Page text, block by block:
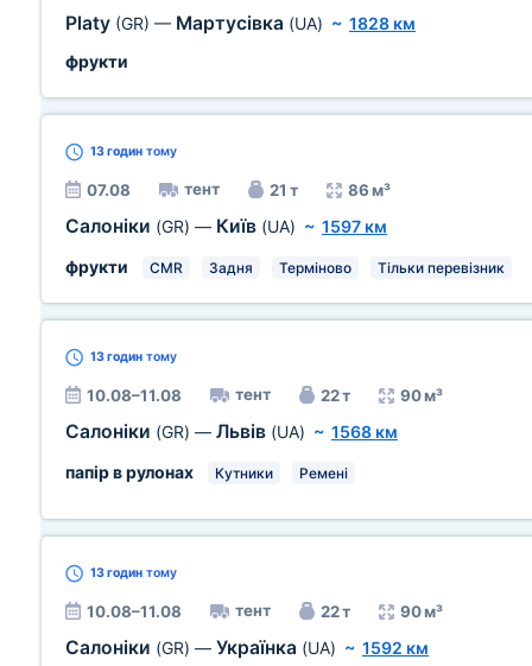
Platy (GR) — Мартусівка (UA) ~ 1828 км
фрукти
13 годин тому
07.08 тент 21 т 86 м³
Салоніки (GR) — Київ (UA) ~ 1597 км
фрукти
CMR Задня Терміново Тільки перевізник
13 годин тому
10.08–11.08 тент 22 т 90 м³
Салоніки (GR) — Львів (UA) ~ 1568 км
папір в рулонах
Кутники Ремені
13 годин тому
10.08–11.08 тент 22 т 90 м³
Салоніки (GR) — Українка (UA) ~ 1592 км